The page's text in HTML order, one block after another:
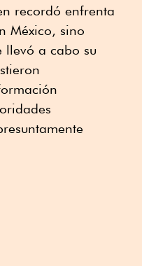
recordó enfrenta
México, sino
llevó a cabo su